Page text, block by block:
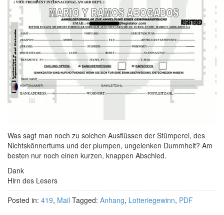
Was sagt man noch zu solchen Ausflüssen der Stümperei, des
Nichtskönnertums und der plumpen, ungelenken Dummheit? Am
besten nur noch einen kurzen, knappen Abschied.
Dank
Hirn des Lesers
Posted in: 419, Mail Tagged: Anhang, Lotteriegewinn, PDF